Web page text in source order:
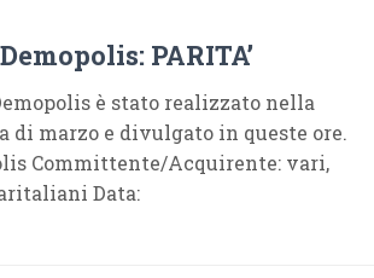
PARITA’
è stato realizzato nella
di marzo e divulgato in queste ore.
Committente/Acquirente: vari,
Data: